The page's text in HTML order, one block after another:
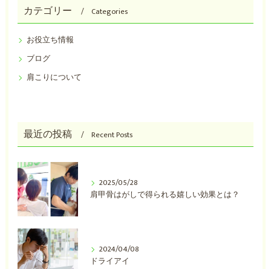
カテゴリー Categories
お役立ち情報
ブログ
肩こりについて
最近の投稿 Recent Posts
2025/05/28
肩甲骨はがしで得られる嬉しい効果とは？
2024/04/08
ドライアイ